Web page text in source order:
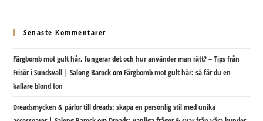
Senaste Kommentarer
Färgbomb mot gult hår, fungerar det och hur använder man rätt? – Tips från
Frisör i Sundsvall | Salong BarockomFärgbomb mot gult hår: så får du en
kallare blond ton
Dreadsmycken & pärlor till dreads: skapa en personlig stil med unika